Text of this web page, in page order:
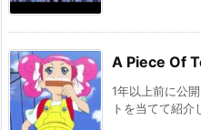
A Piece Of
1年以上前に公
トを当てて紹